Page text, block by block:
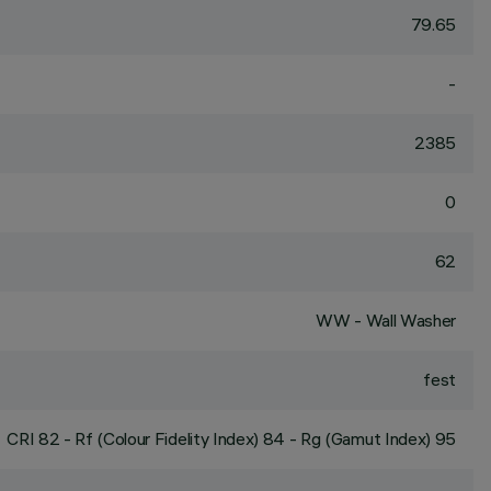
79.65
-
2385
0
62
WW - Wall Washer
fest
CRI 82 - Rf (Colour Fidelity Index) 84 - Rg (Gamut Index) 95